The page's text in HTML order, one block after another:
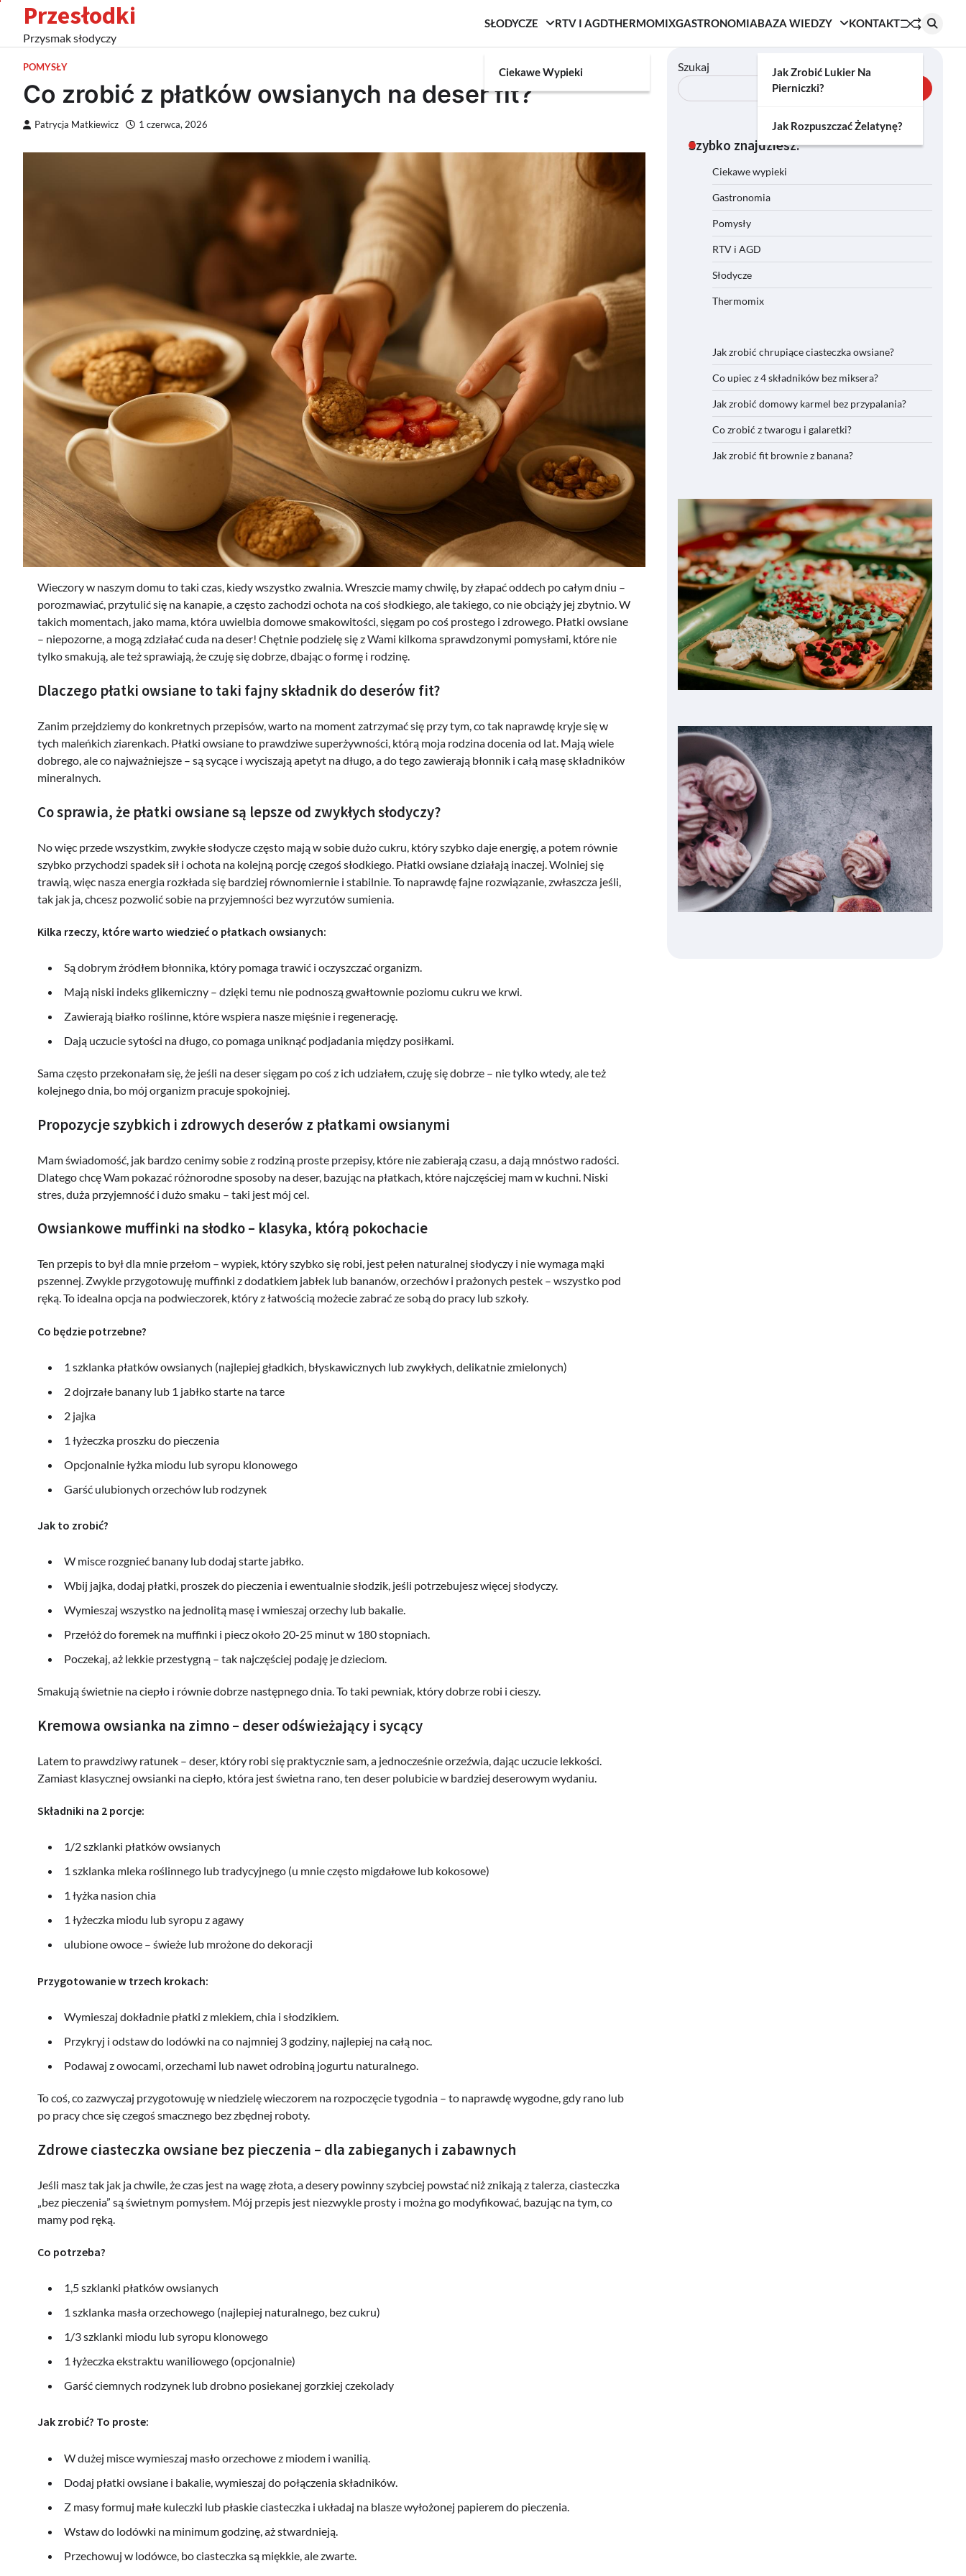
content
Przesłodki
Przysmak słodyczy
SŁODYCZE
Ciekawe Wypieki
RTV I AGDTHERMOMIXGASTRONOMIABAZA WIEDZY
Jak Zrobić Lukier Na
Pierniczki?
Jak Rozpuszczać Żelatynę?
KONTAKT
POMYSŁY
Co zrobić z płatków owsianych na deser fit?
Patrycja Matkiewicz 1 czerwca, 2026
Wieczory w naszym domu to taki czas, kiedy wszystko zwalnia. Wreszcie mamy chwilę, by złapać oddech po całym dniu –
porozmawiać, przytulić się na kanapie, a często zachodzi ochota na coś słodkiego, ale takiego, co nie obciąży jej zbytnio. W
takich momentach, jako mama, która uwielbia domowe smakowitości, sięgam po coś prostego i zdrowego. Płatki owsiane
– niepozorne, a mogą zdziałać cuda na deser! Chętnie podzielę się z Wami kilkoma sprawdzonymi pomysłami, które nie
tylko smakują, ale też sprawiają, że czuję się dobrze, dbając o formę i rodzinę.
Dlaczego płatki owsiane to taki fajny składnik do deserów fit?
Zanim przejdziemy do konkretnych przepisów, warto na moment zatrzymać się przy tym, co tak naprawdę kryje się w
tych maleńkich ziarenkach. Płatki owsiane to prawdziwe superżywności, którą moja rodzina docenia od lat. Mają wiele
dobrego, ale co najważniejsze – są sycące i wyciszają apetyt na długo, a do tego zawierają błonnik i całą masę składników
mineralnych.
Co sprawia, że płatki owsiane są lepsze od zwykłych słodyczy?
No więc przede wszystkim, zwykłe słodycze często mają w sobie dużo cukru, który szybko daje energię, a potem równie
szybko przychodzi spadek sił i ochota na kolejną porcję czegoś słodkiego. Płatki owsiane działają inaczej. Wolniej się
trawią, więc nasza energia rozkłada się bardziej równomiernie i stabilnie. To naprawdę fajne rozwiązanie, zwłaszcza jeśli,
tak jak ja, chcesz pozwolić sobie na przyjemności bez wyrzutów sumienia.
Kilka rzeczy, które warto wiedzieć o płatkach owsianych:
Są dobrym źródłem błonnika, który pomaga trawić i oczyszczać organizm.
Mają niski indeks glikemiczny – dzięki temu nie podnoszą gwałtownie poziomu cukru we krwi.
Zawierają białko roślinne, które wspiera nasze mięśnie i regenerację.
Dają uczucie sytości na długo, co pomaga uniknąć podjadania między posiłkami.
Sama często przekonałam się, że jeśli na deser sięgam po coś z ich udziałem, czuję się dobrze – nie tylko wtedy, ale też
kolejnego dnia, bo mój organizm pracuje spokojniej.
Propozycje szybkich i zdrowych deserów z płatkami owsianymi
Mam świadomość, jak bardzo cenimy sobie z rodziną proste przepisy, które nie zabierają czasu, a dają mnóstwo radości.
Dlatego chcę Wam pokazać różnorodne sposoby na deser, bazując na płatkach, które najczęściej mam w kuchni. Niski
stres, duża przyjemność i dużo smaku – taki jest mój cel.
Owsiankowe muffinki na słodko – klasyka, którą pokochacie
Ten przepis to był dla mnie przełom – wypiek, który szybko się robi, jest pełen naturalnej słodyczy i nie wymaga mąki
pszennej. Zwykle przygotowuję muffinki z dodatkiem jabłek lub bananów, orzechów i prażonych pestek – wszystko pod
ręką. To idealna opcja na podwieczorek, który z łatwością możecie zabrać ze sobą do pracy lub szkoły.
Co będzie potrzebne?
1 szklanka płatków owsianych (najlepiej gładkich, błyskawicznych lub zwykłych, delikatnie zmielonych)
2 dojrzałe banany lub 1 jabłko starte na tarce
2 jajka
1 łyżeczka proszku do pieczenia
Opcjonalnie łyżka miodu lub syropu klonowego
Garść ulubionych orzechów lub rodzynek
Jak to zrobić?
W misce rozgnieć banany lub dodaj starte jabłko.
Wbij jajka, dodaj płatki, proszek do pieczenia i ewentualnie słodzik, jeśli potrzebujesz więcej słodyczy.
Wymieszaj wszystko na jednolitą masę i wmieszaj orzechy lub bakalie.
Przełóż do foremek na muffinki i piecz około 20-25 minut w 180 stopniach.
Poczekaj, aż lekkie przestygną – tak najczęściej podaję je dzieciom.
Smakują świetnie na ciepło i równie dobrze następnego dnia. To taki pewniak, który dobrze robi i cieszy.
Kremowa owsianka na zimno – deser odświeżający i sycący
Latem to prawdziwy ratunek – deser, który robi się praktycznie sam, a jednocześnie orzeźwia, dając uczucie lekkości.
Zamiast klasycznej owsianki na ciepło, która jest świetna rano, ten deser polubicie w bardziej deserowym wydaniu.
Składniki na 2 porcje:
1/2 szklanki płatków owsianych
1 szklanka mleka roślinnego lub tradycyjnego (u mnie często migdałowe lub kokosowe)
1 łyżka nasion chia
1 łyżeczka miodu lub syropu z agawy
ulubione owoce – świeże lub mrożone do dekoracji
Przygotowanie w trzech krokach:
Wymieszaj dokładnie płatki z mlekiem, chia i słodzikiem.
Przykryj i odstaw do lodówki na co najmniej 3 godziny, najlepiej na całą noc.
Podawaj z owocami, orzechami lub nawet odrobiną jogurtu naturalnego.
To coś, co zazwyczaj przygotowuję w niedzielę wieczorem na rozpoczęcie tygodnia – to naprawdę wygodne, gdy rano lub
po pracy chce się czegoś smacznego bez zbędnej roboty.
Zdrowe ciasteczka owsiane bez pieczenia – dla zabieganych i zabawnych
Jeśli masz tak jak ja chwile, że czas jest na wagę złota, a desery powinny szybciej powstać niż znikają z talerza, ciasteczka
„bez pieczenia” są świetnym pomysłem. Mój przepis jest niezwykle prosty i można go modyfikować, bazując na tym, co
mamy pod ręką.
Co potrzeba?
1,5 szklanki płatków owsianych
1 szklanka masła orzechowego (najlepiej naturalnego, bez cukru)
1/3 szklanki miodu lub syropu klonowego
1 łyżeczka ekstraktu waniliowego (opcjonalnie)
Garść ciemnych rodzynek lub drobno posiekanej gorzkiej czekolady
Jak zrobić? To proste:
W dużej misce wymieszaj masło orzechowe z miodem i wanilią.
Dodaj płatki owsiane i bakalie, wymieszaj do połączenia składników.
Z masy formuj małe kuleczki lub płaskie ciasteczka i układaj na blasze wyłożonej papierem do pieczenia.
Wstaw do lodówki na minimum godzinę, aż stwardnieją.
Przechowuj w lodówce, bo ciasteczka są miękkie, ale zwarte.
Szukaj
Szybko znajdziesz:
Ciekawe wypieki
Gastronomia
Pomysły
RTV i AGD
Słodycze
Thermomix
Jak zrobić chrupiące ciasteczka owsiane?
Co upiec z 4 składników bez miksera?
Jak zrobić domowy karmel bez przypalania?
Co zrobić z twarogu i galaretki?
Jak zrobić fit brownie z banana?